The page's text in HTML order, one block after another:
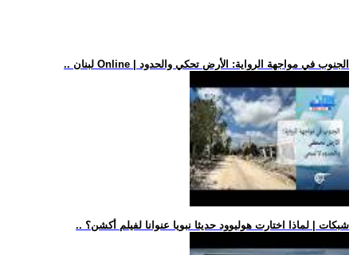
.. لبنان Online | الجنوب في مواجهة الرواية: الأرض تحكي والحدود
.. شبكات | لماذا اختارت هوليوود حديثا نبويا عنوانا لفيلم أكشن؟